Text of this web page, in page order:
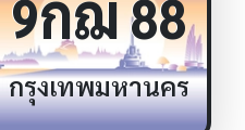
9 88
กรุงเทพมหานคร